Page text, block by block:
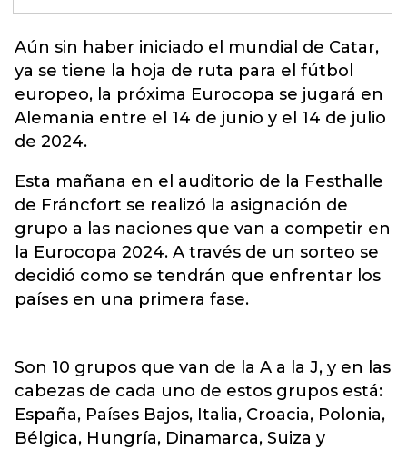
Aún sin haber iniciado el mundial de Catar,
ya se tiene la hoja de ruta para el fútbol
europeo, la próxima Eurocopa se jugará en
Alemania entre el 14 de junio y el 14 de julio
de 2024.
Esta mañana en el auditorio de la Festhalle
de Fráncfort se realizó la asignación de
grupo a las naciones que van a competir en
la Eurocopa 2024. A través de un sorteo se
decidió como se tendrán que enfrentar los
países en una primera fase.
Son 10 grupos que van de la A a la J, y en las
cabezas de cada uno de estos grupos está:
España, Países Bajos, Italia, Croacia, Polonia,
Bélgica, Hungría, Dinamarca, Suiza y